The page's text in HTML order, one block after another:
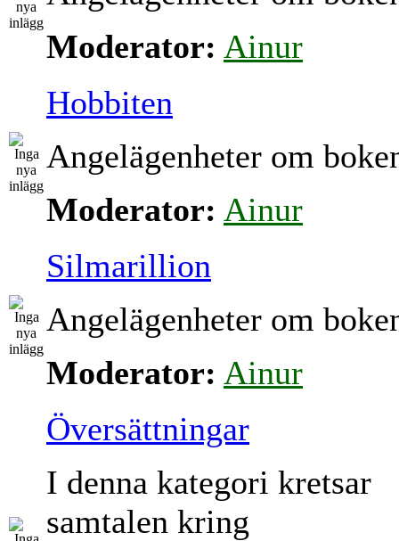
Moderator: Ainur
Hobbiten
Angelägenheter om
Moderator: Ainur
Silmarillion
Angelägenheter om
Moderator: Ainur
Översättningar
I denna kategori kretsar
samtalen kring